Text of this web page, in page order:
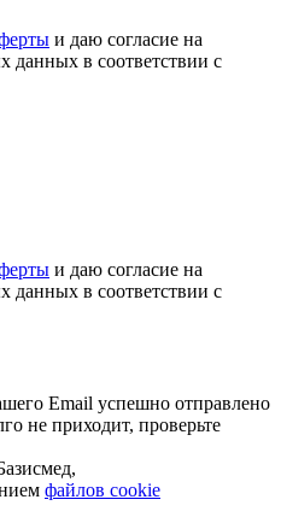
и даю согласие на
данных в соответствии с
и даю согласие на
данных в соответствии с
Email успешно отправлено
не приходит, проверьте
файлов cookie